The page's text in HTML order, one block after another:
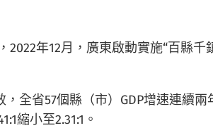
年12月，廣東啟動實施“百縣千
全省57個縣（市）GDP增速連續
縮小至2.31:1。